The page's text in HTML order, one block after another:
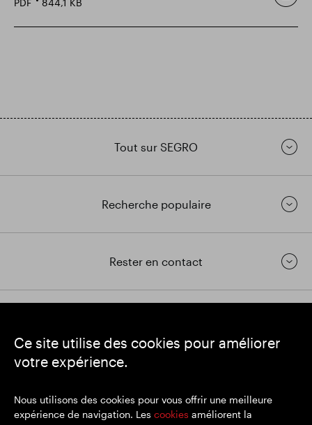
Ce site utilise des cookies pour améliorer
votre expérience.
Nous utilisons des cookies pour vous offrir une meilleure
expérience de navigation. Les cookies améliorent la
PDF 844,1 KB
Tout sur SEGRO
Recherche populaire
Rester en contact
SEGRO
Siège social : 1 New Burlington Place, Londres W1S 2HR
Lieu d'immatriculation : Angleterre et Pays de Galles